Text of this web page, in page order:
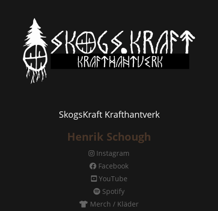
SkogsKraft Krafthantverk
Henrik Schough
Instagram
Facebook
YouTube
Spotify
Merch / Kläder